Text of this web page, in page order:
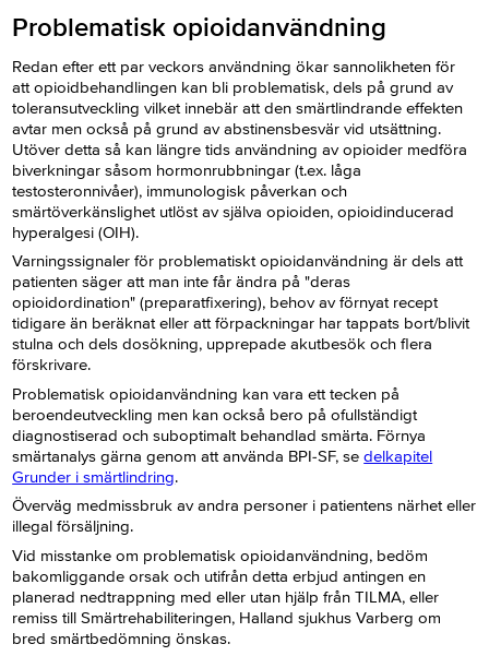
Problematisk opioidanvändning
Redan efter ett par veckors användning ökar sannolikheten för
att opioidbehandlingen kan bli problematisk, dels på grund av
toleransutveckling vilket innebär att den smärtlindrande effekten
avtar men också på grund av abstinensbesvär vid utsättning.
Utöver detta så kan längre tids användning av opioider medföra
biverkningar såsom hormonrubbningar (t.ex. låga
testosteronnivåer), immunologisk påverkan och
smärtöverkänslighet utlöst av själva opioiden, opioidinducerad
hyperalgesi (OIH).
Varningssignaler för problematiskt opioidanvändning är dels att
patienten säger att man inte får ändra på "deras
opioidordination" (preparatfixering), behov av förnyat recept
tidigare än beräknat eller att förpackningar har tappats bort/blivit
stulna och dels dosökning, upprepade akutbesök och flera
förskrivare.
Problematisk opioidanvändning kan vara ett tecken på
beroendeutveckling men kan också bero på ofullständigt
diagnostiserad och suboptimalt behandlad smärta. Förnya
smärtanalys gärna genom att använda BPI-SF, sedelkapitel
Grunder i smärtlindring.
Överväg medmissbruk av andra personer i patientens närhet eller
illegal försäljning.
Vid misstanke om problematisk opioidanvändning, bedöm
bakomliggande orsak och utifrån detta erbjud antingen en
planerad nedtrappning med eller utan hjälp från TILMA, eller
remiss till Smärtrehabiliteringen, Halland sjukhus Varberg om
bred smärtbedömning önskas.